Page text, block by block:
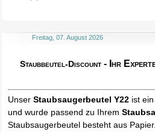
Freitag, 07. August 2026
Staubbeutel-Discount - Ihr
UnserStaubsaugerbeutel Y22 ist
und wurde passend zu Ihrem
Staubsaugerbeutel besteht aus